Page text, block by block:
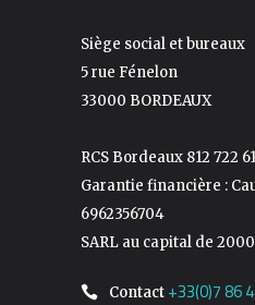
Siège social et bureaux
5 rue Fénelon
33000 BORDEAUX
RCS Bordeaux 812 722
Garantie financière :
6962356704
SARL au capital de
Contact +33(0)7 86